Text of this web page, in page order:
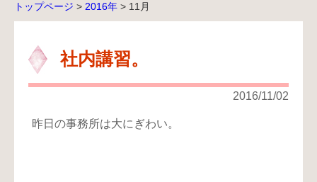
り
トップページ > 2016年 > 11月
社内講習。
2016/11/02
昨日の事務所は大にぎわい。